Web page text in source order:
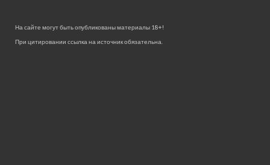
На сайте могут быть опубликованы материалы 18+!
При цитировании ссылка на источник обязательна.